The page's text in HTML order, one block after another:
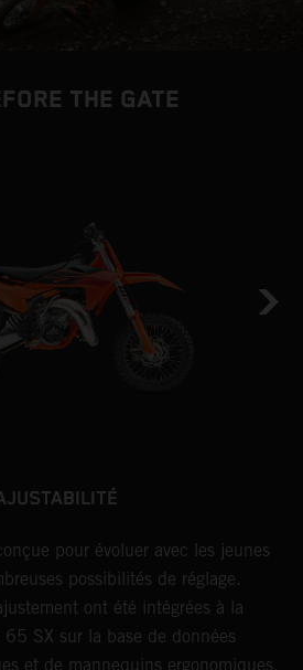
THE GATE
pour évoluer avec les jeunes
possibilités de réglage.
ont été intégrées à la
SX sur la base de données
et de mannequins ergonomiques.